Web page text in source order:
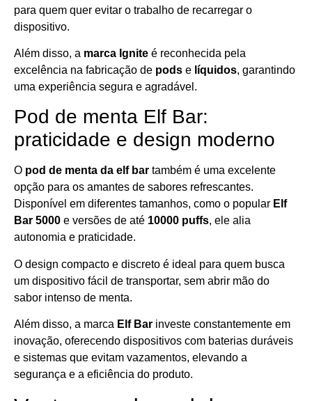
para quem quer evitar o trabalho de recarregar o
dispositivo.
Além disso, a marca Ignite é reconhecida pela
excelência na fabricação de pods e líquidos, garantindo
uma experiência segura e agradável.
Pod de menta Elf Bar:
praticidade e design moderno
O pod de menta da elf bar também é uma excelente
opção para os amantes de sabores refrescantes.
Disponível em diferentes tamanhos, como o popular Elf
Bar 5000 e versões de até 10000 puffs, ele alia
autonomia e praticidade.
O design compacto e discreto é ideal para quem busca
um dispositivo fácil de transportar, sem abrir mão do
sabor intenso de menta.
Além disso, a marca Elf Bar investe constantemente em
inovação, oferecendo dispositivos com baterias duráveis
e sistemas que evitam vazamentos, elevando a
segurança e a eficiência do produto.